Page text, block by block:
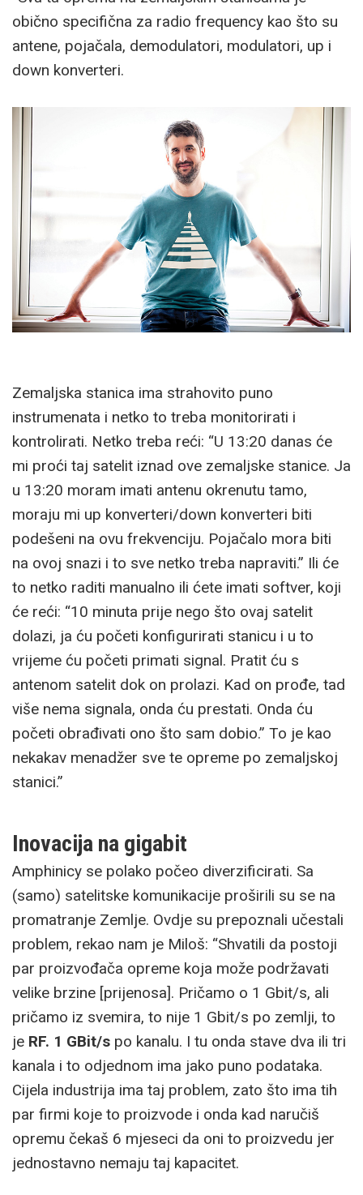
obično specifična za radio frequency kao što su
antene, pojačala, demodulatori, modulatori, up i
down konverteri.
Zemaljska stanica ima strahovito puno
instrumenata i netko to treba monitorirati i
kontrolirati. Netko treba reći: “U 13:20 danas će
mi proći taj satelit iznad ove zemaljske stanice. Ja
u 13:20 moram imati antenu okrenutu tamo,
moraju mi up konverteri/down konverteri biti
podešeni na ovu frekvenciju. Pojačalo mora biti
na ovoj snazi i to sve netko treba napraviti.” Ili će
to netko raditi manualno ili ćete imati softver, koji
će reći: “10 minuta prije nego što ovaj satelit
dolazi, ja ću početi konfigurirati stanicu i u to
vrijeme ću početi primati signal. Pratit ću s
antenom satelit dok on prolazi. Kad on prođe, tad
više nema signala, onda ću prestati. Onda ću
početi obrađivati ono što sam dobio.” To je kao
nekakav menadžer sve te opreme po zemaljskoj
stanici.”
Inovacija na gigabit
Amphinicy se polako počeo diverzificirati. Sa
(samo) satelitske komunikacije proširili su se na
promatranje Zemlje. Ovdje su prepoznali učestali
problem, rekao nam je Miloš: “Shvatili da postoji
par proizvođača opreme koja može podržavati
velike brzine [prijenosa]. Pričamo o 1 Gbit/s, ali
pričamo iz svemira, to nije 1 Gbit/s po zemlji, to
je RF. 1 GBit/s po kanalu. I tu onda stave dva ili tri
kanala i to odjednom ima jako puno podataka.
Cijela industrija ima taj problem, zato što ima tih
par firmi koje to proizvode i onda kad naručiš
opremu čekaš 6 mjeseci da oni to proizvedu jer
jednostavno nemaju taj kapacitet.